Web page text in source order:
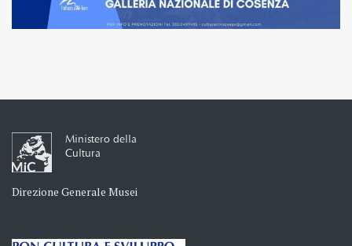
Ministero della
Cultura
Direzione Generale Musei